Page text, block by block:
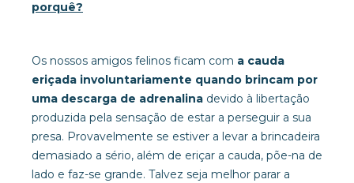
porquê?
Os nossos amigos felinos ficam com a cauda
eriçada involuntariamente quando brincam por
uma descarga de adrenalina devido à libertação
produzida pela sensação de estar a perseguir a sua
presa. Provavelmente se estiver a levar a brincadeira
demasiado a sério, além de eriçar a cauda, põe-na de
lado e faz-se grande. Talvez seja melhor parar a